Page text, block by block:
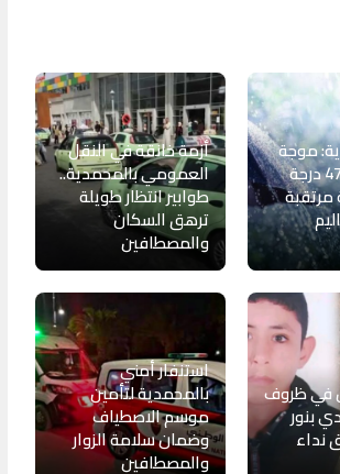
موجة
حر تصل إلى 47 درجة
مرتقبة
أزمة خانقة في النقل
العمومي بالمحمدية..
طوابير انتظار طويلة
ترهق السكان
والمصطافين
في ظروف
بنور
نداء
استنفار أمني
بالمحمدية لتأمين
موسم الاصطياف
وضمان سلامة الزوار
والمصطافين